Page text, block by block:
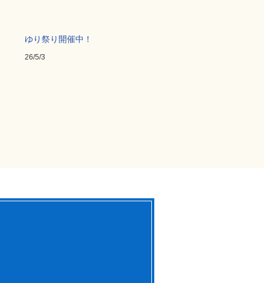
ゆり祭り開催中！
26/5/3